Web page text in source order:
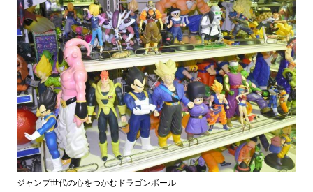
ジャンプ世代の心をつかむドラゴンボール